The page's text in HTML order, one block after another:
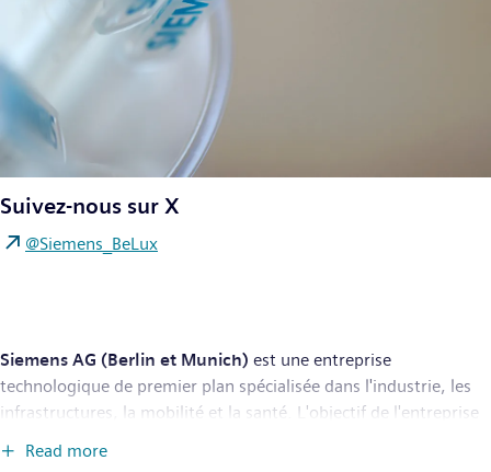
Suivez-nous sur X
@Siemens_BeLux
Siemens AG (Berlin et Munich) est une entreprise
technologique de premier plan spécialisée dans l'industrie, les
infrastructures, la mobilité et la santé. L'objectif de l'entreprise
Read more